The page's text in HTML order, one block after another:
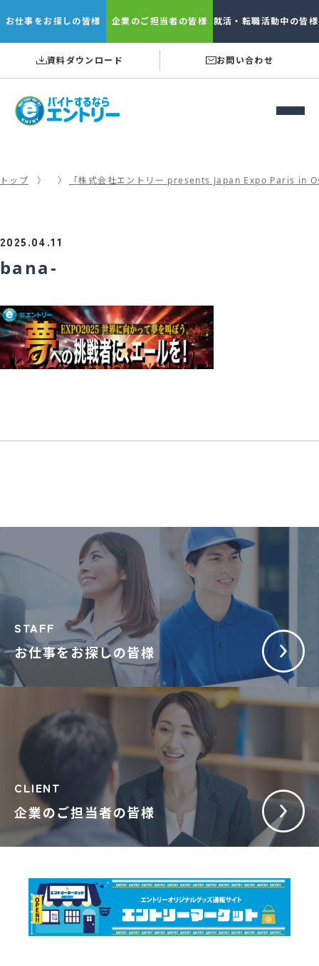
お仕事をお探しの皆様 企業のご担当者の皆様 就活・転職活動中の皆様
資料ダウンロード お問い合わせ
トップ 「株式会社エントリー presents Japan Expo Paris in
2025.04.11
bana-
お仕事をお探しの皆様
STAFF
企業のご担当者の皆様
CLIENT